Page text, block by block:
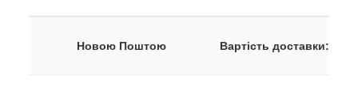
Новою Поштою Вартість доставки: